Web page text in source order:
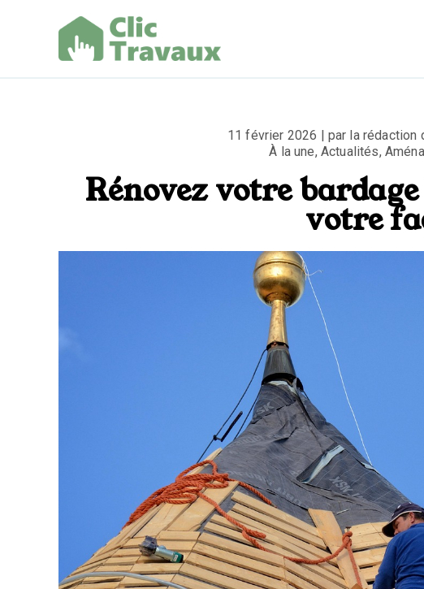
11 février 2026 | par la rédaction
À la une, Actualités,
Rénovez votre
votre